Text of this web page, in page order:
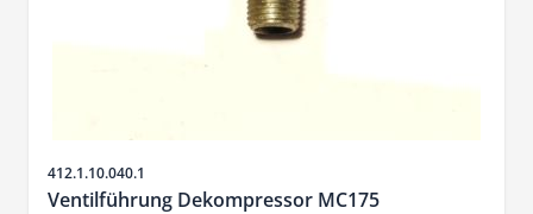
SKU
412.1.10.040.1
Ventilführung Dekompressor MC175